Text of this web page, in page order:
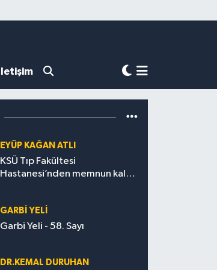
İletişim
EYÜP KAĞAN ATLI
KSÜ Tıp Fakültesi
Hastanesi’nden memnun kalan
GARBI YELI
Garbi Yeli - 58. Sayı
DR.KEMAL DURUHAN